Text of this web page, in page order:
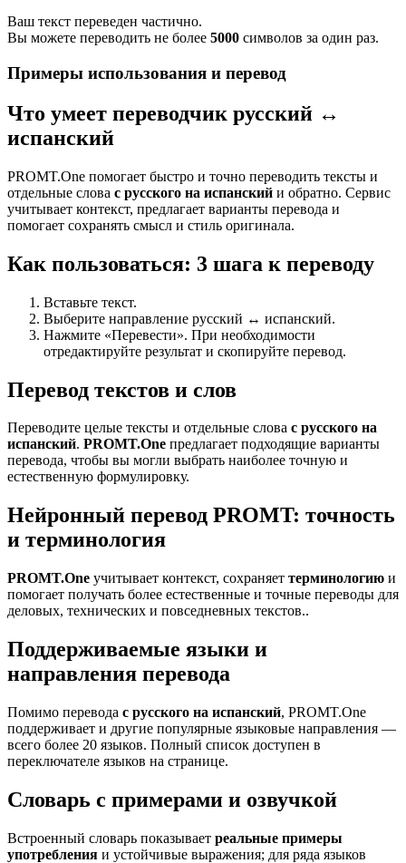
Ваш текст переведен частично.
Вы можете переводить не более 5000 символов за один раз.
Примеры использования и перевод
Что умеет переводчик русский ↔
испанский
PROMT.One помогает быстро и точно переводить тексты и
отдельные слова с русского на испанский и обратно. Сервис
учитывает контекст, предлагает варианты перевода и
помогает сохранять смысл и стиль оригинала.
Как пользоваться: 3 шага к переводу
Вставьте текст.
Выберите направление русский ↔ испанский.
Нажмите «Перевести». При необходимости
отредактируйте результат и скопируйте перевод.
Перевод текстов и слов
Переводите целые тексты и отдельные слова с русского на
испанский. PROMT.One предлагает подходящие варианты
перевода, чтобы вы могли выбрать наиболее точную и
естественную формулировку.
Нейронный перевод PROMT: точность
и терминология
PROMT.One учитывает контекст, сохраняет терминологию и
помогает получать более естественные и точные переводы для
деловых, технических и повседневных текстов..
Поддерживаемые языки и
направления перевода
Помимо перевода с русского на испанский, PROMT.One
поддерживает и другие популярные языковые направления —
всего более 20 языков. Полный список доступен в
переключателе языков на странице.
Словарь с примерами и озвучкой
Встроенный словарь показывает реальные примеры
употребления и устойчивые выражения; для ряда языков